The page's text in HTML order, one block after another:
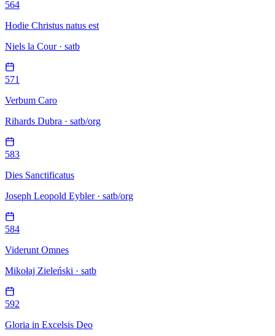
564
Hodie Christus natus est
Niels la Cour · satb
571
Verbum Caro
Rihards Dubra · satb/org
583
Dies Sanctificatus
Joseph Leopold Eybler · satb/org
584
Viderunt Omnes
Mikołaj Zieleński · satb
592
Gloria in Excelsis Deo